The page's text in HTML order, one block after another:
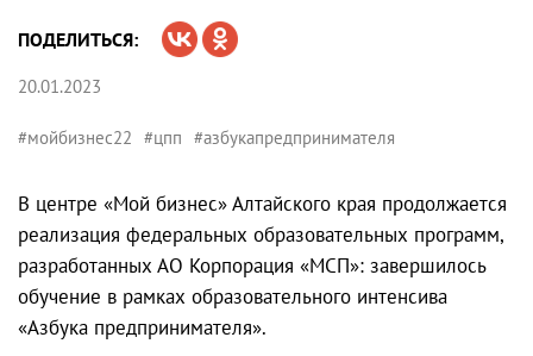
ПОДЕЛИТЬСЯ:
20.01.2023
#мойбизнес22 #цпп #азбукапредпринимателя
В центре «Мой бизнес» Алтайского края продолжается
реализация федеральных образовательных программ,
разработанных АО Корпорация «МСП»: завершилось
обучение в рамках образовательного интенсива
«Азбука предпринимателя».